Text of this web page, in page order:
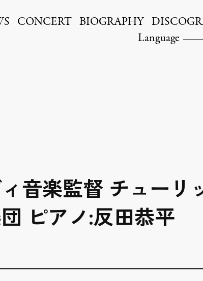
Language
CONCERT BIOGRAPHY
音楽監督 チューリ
ピアノ:反田恭平